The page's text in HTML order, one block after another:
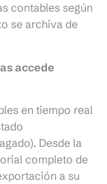
contables según
se archiva de
accede
en tiempo real
Desde la
completo de
a su